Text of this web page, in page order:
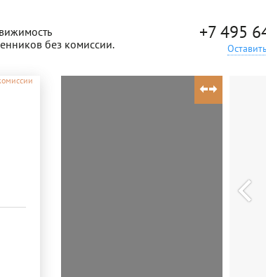
без комиссии.
+7 495